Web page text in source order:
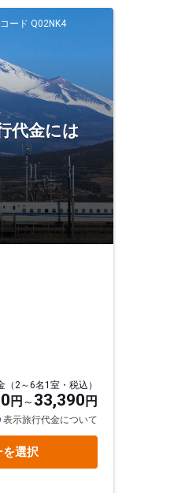
ード Q02NK4
代金には
2～6名1室・税込）
円 33,390 円
表示旅行代金について
を選択